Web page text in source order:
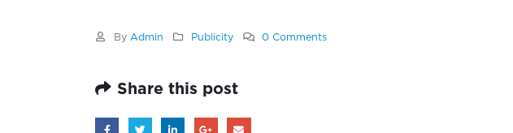
By Admin Publicity 0 Comments
Share this post